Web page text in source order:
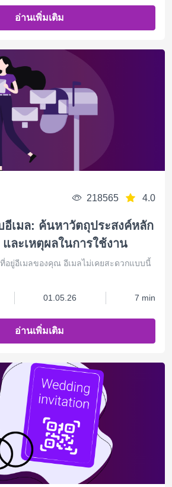
อ่านเพิ่มเติม
218565 4.0
อีเมล: ค้นหาวัตถุประสงค์หลัก
ละเหตุผลในการใช้งาน
อยู่อีเมลของคุณ อีเมลไม่เคยสะดวกแบบนี้
01.05.26 7 min
อ่านเพิ่มเติม